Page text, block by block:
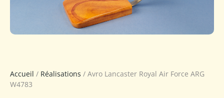
Accueil / Réalisations / Avro Lancaster Royal Air Force ARG
W4783